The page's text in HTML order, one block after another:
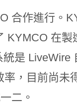
合作進行。
KYMCO 在製
是 LiveWire
，目前尚未
二。